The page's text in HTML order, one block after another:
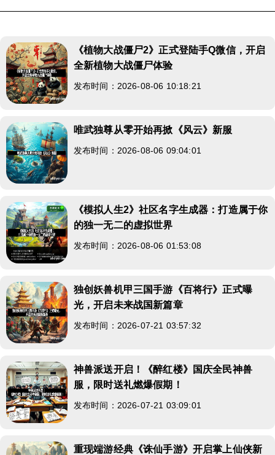
《植物大战僵尸2》正式登陆手Q微信，开启
全新植物大战僵尸体验
发布时间：2026-08-06 10:18:21
唯武独尊从零开始再掀《风云》新服
发布时间：2026-08-06 09:04:01
《模拟人生2》社区名字生成器：打造属于你
的独一无二的虚拟世界
发布时间：2026-08-06 01:53:08
独创妖兽机甲三国手游《百将行》正式曝
光，开启未来战国新篇章
发布时间：2026-07-21 03:57:32
神兽派送开启！《醉红楼》国庆全民神兽
服，限时送礼燃爆假期！
发布时间：2026-07-21 03:09:01
重现端游经典《诛仙手游》开启掌上仙侠新